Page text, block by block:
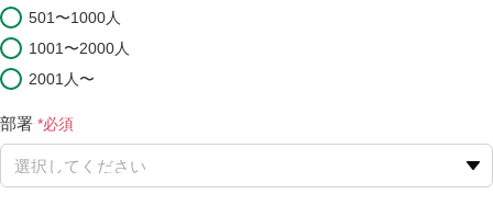
501〜1000人
1001〜2000人
2001人〜
部署